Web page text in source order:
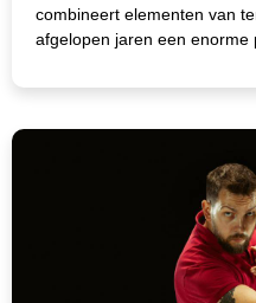
combineert elementen van
afgelopen jaren een